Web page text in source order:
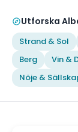
Utforska
Strand & Sol
Berg
Vin &
Nöje &